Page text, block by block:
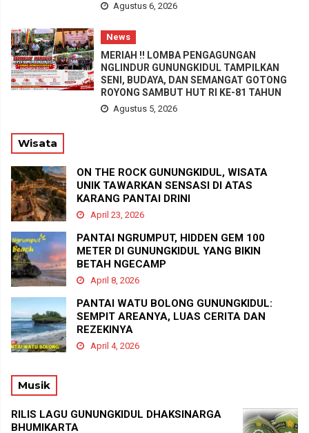
Agustus 6, 2026
News
MERIAH !! LOMBA PENGAGUNGAN
NGLINDUR GUNUNGKIDUL TAMPILKAN
SENI, BUDAYA, DAN SEMANGAT GOTONG
ROYONG SAMBUT HUT RI KE-81 TAHUN
Agustus 5, 2026
Wisata
ON THE ROCK GUNUNGKIDUL, WISATA
UNIK TAWARKAN SENSASI DI ATAS
KARANG PANTAI DRINI
April 23, 2026
PANTAI NGRUMPUT, HIDDEN GEM 100
METER DI GUNUNGKIDUL YANG BIKIN
BETAH NGECAMP
April 8, 2026
PANTAI WATU BOLONG GUNUNGKIDUL:
SEMPIT AREANYA, LUAS CERITA DAN
REZEKINYA
April 4, 2026
Musik
RILIS LAGU GUNUNGKIDUL DHAKSINARGA
BHUMIKARTA